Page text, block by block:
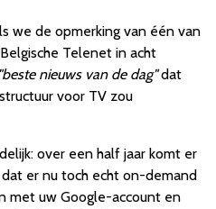
we de opmerking van één van
Telenet in acht
"beste nieuws van de dag"dat
voor TV zou
over een half jaar komt er
er nu toch echt on-demand
met uw Google-account en